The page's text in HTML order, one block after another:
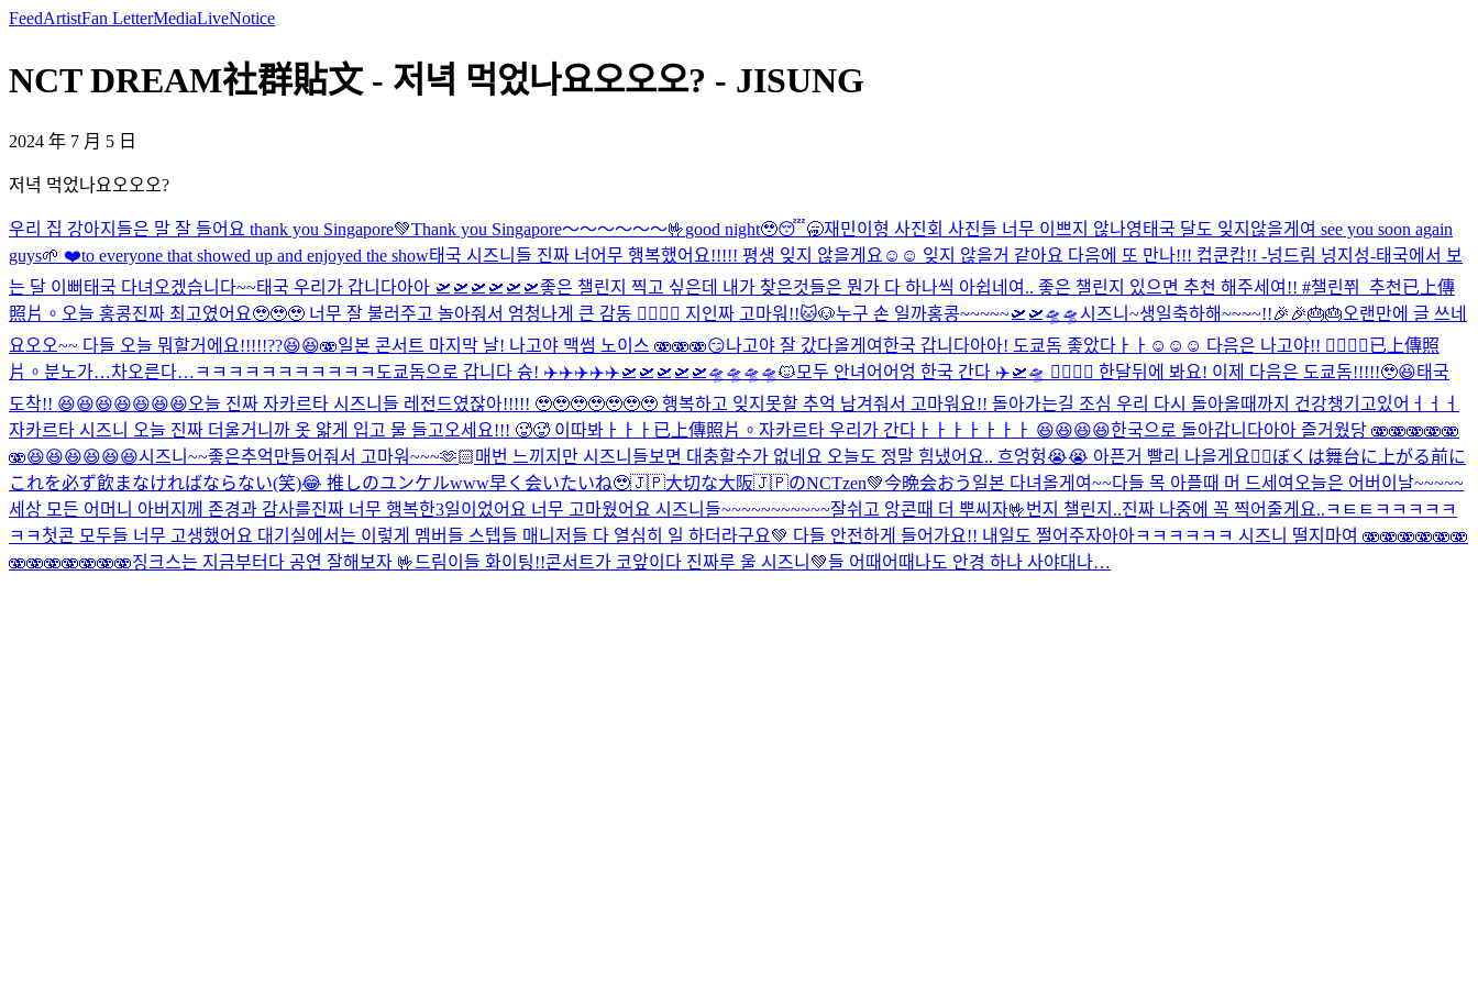
FeedArtistFan LetterMediaLiveNotice
NCT DREAM社群貼文 - 저녁 먹었나요오오오? - JISUNG
2024 年 7 月 5 日
저녁 먹었나요오오오?
우리 집 강아지들은 말 잘 들어요 thank you Singapore💚Thank you Singapore～～～～～～🤟good night🥹😴🥱재민이형 사진회 사진들 너무 이쁘지 않나영태국 달도 잊지않을게여 see you soon again
guys🌱 ❤️to everyone that showed up and enjoyed the show태국 시즈니들 진짜 너어무 행복했어요!!!!! 평생 잊지 않을게요☺️☺️ 잊지 않을거 같아요 다음에 또 만나!!! 컵쿤캅!! -넝드림 넝지성-태국에서 보
는 달 이뻐 태국 다녀오겠습니다~~태국 우리가 갑니다아아 🛫🛫🛫🛫🛫🛫좋은 챌린지 찍고 싶은데 내가 찾은것들은 뭔가 다 하나씩 아쉽네여.. 좋은 챌린지 있으면 추천 해주세여!! #챌린쮜_추천已上傳
照片。 오늘 홍콩진짜 최고였어요🥹🥹🥹 너무 잘 불러주고 놀아줘서 엄청나게 큰 감동 🙂‍↕️🙂‍↕️ 지인짜 고마워!!🐱🐶누구 손 일까홍콩~~~~~🛫🛫🛸🛸 시즈니~생일축하해~~~~!!🎉🎉🎂🎂오랜만에 글 쓰네
요오오~~ 다들 오늘 뭐할거에요!!!!!??😆😆🫨일본 콘서트 마지막 날! 나고야 맥썸 노이스 🫨🫨🫨😏나고야 잘 갔다올게여한국 갑니다아아! 도쿄돔 좋았다ㅏㅏ☺️☺️☺️ 다음은 나고야!! 🙂‍↕️🙂‍↕️已上傳照
片。 분노가…차오른다…ㅋㅋㅋㅋㅋㅋㅋㅋㅋㅋㅋ 도쿄돔으로 갑니다 슝! ✈️✈️✈️✈️✈️🛫🛫🛫🛫🛫🛸🛸🛸🛸🐱모두 안녀어어엉 한국 간다 ✈️🛫🛸 🙂‍↕️🙂‍↕️ 한달뒤에 봐요! 이제 다음은 도쿄돔!!!!!🥹😆태국
도착!! 😆😆😆😆😆😆😆오늘 진짜 자카르타 시즈니들 레전드였잖아!!!!! 🥹🥹🥹🥹🥹🥹🥹 행복하고 잊지못할 추억 남겨줘서 고마워요!! 돌아가는길 조심 우리 다시 돌아올때까지 건강챙기고있어ㅓㅓㅓ
자카르타 시즈니 오늘 진짜 더울거니까 옷 얇게 입고 물 들고오세요!!! 🥵🥵 이따봐ㅏㅏㅏ 已上傳照片。 자카르타 우리가 간다ㅏㅏㅏㅏㅏㅏㅏ 😆😆😆😆한국으로 돌아갑니다아아 즐거웠당 🫨🫨🫨🫨🫨
🫨😆😆😆😆😆😆시즈니~~좋은추억만들어줘서 고마워~~~🫶🏻매번 느끼지만 시즈니들보면 대충할수가 없네요 오늘도 정말 힘냈어요.. 흐엉헝😭😭 아픈거 빨리 나을게요🙂‍↕️ぼくは舞台に上がる前に
これを必ず飲まなければならない(笑)😂 推しのユンケルwww早く会いたいね🥹🇯🇵大切な大阪🇯🇵のNCTzen💚今晩会おう 일본 다녀올게여~~다들 목 아플때 머 드세여 오늘은 어버이날~~~~~
세상 모든 어머니 아버지께 존경과 감사를진짜 너무 행복한3일이었어요 너무 고마웠어요 시즈니들~~~~~~~~~~~잘쉬고 앙콘때 더 뿌씨자🤟번지 챌린지..진짜 나중에 꼭 찍어줄게요..ㅋㅌㅌㅋㅋㅋㅋㅋ
ㅋㅋ 첫콘 모두들 너무 고생했어요 대기실에서는 이렇게 멤버들 스텝들 매니저들 다 열심히 일 하더라구요💚 다들 안전하게 들어가요!! 내일도 쩔어주자아아ㅋㅋㅋㅋㅋㅋ 시즈니 떨지마여 🫨🫨🫨🫨🫨🫨
🫨🫨🫨🫨🫨🫨🫨징크스는 지금부터다 공연 잘해보자 🤟 드림이들 화이팅!!콘서트가 코앞이다 진짜루 울 시즈니💚들 어때어때 나도 안경 하나 사야대나…